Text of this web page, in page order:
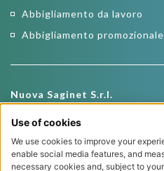
Abbigliamento da lavoro
Abbigliamento promozionale
Nuova Saginet S.r.l.
Via Roma, 19
Tel.+39 031 781569